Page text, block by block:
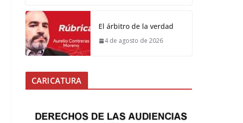
El árbitro de la verdad
4 de agosto de 2026
CARICATURA